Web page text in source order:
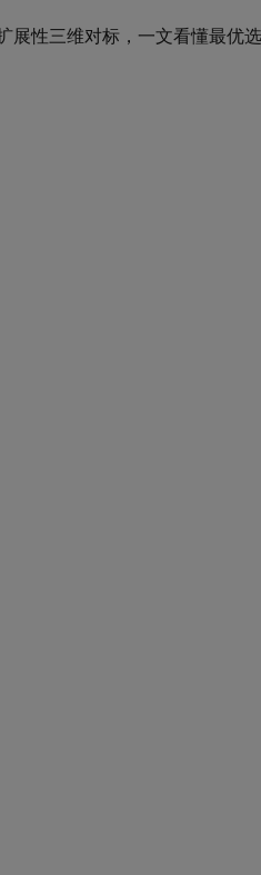
展性三维对标，一文看懂最优